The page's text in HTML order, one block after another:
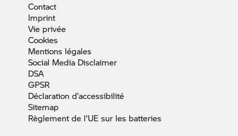
Contact
Imprint
Vie privée
Cookies
Mentions légales
Social Media Disclaimer
DSA
GPSR
Déclaration d’accessibilité
Sitemap
Règlement de l'UE sur les batteries